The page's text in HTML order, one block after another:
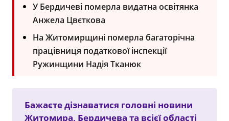
У Бердичеві померла видатна освітянка
Анжела Цвєткова
На Житомирщині померла багаторічна
працівниця податкової інспекції
Ружинщини Надія Тканюк
Бажаєте дізнаватися головні новини
Житомира, Бердичева та всієї області